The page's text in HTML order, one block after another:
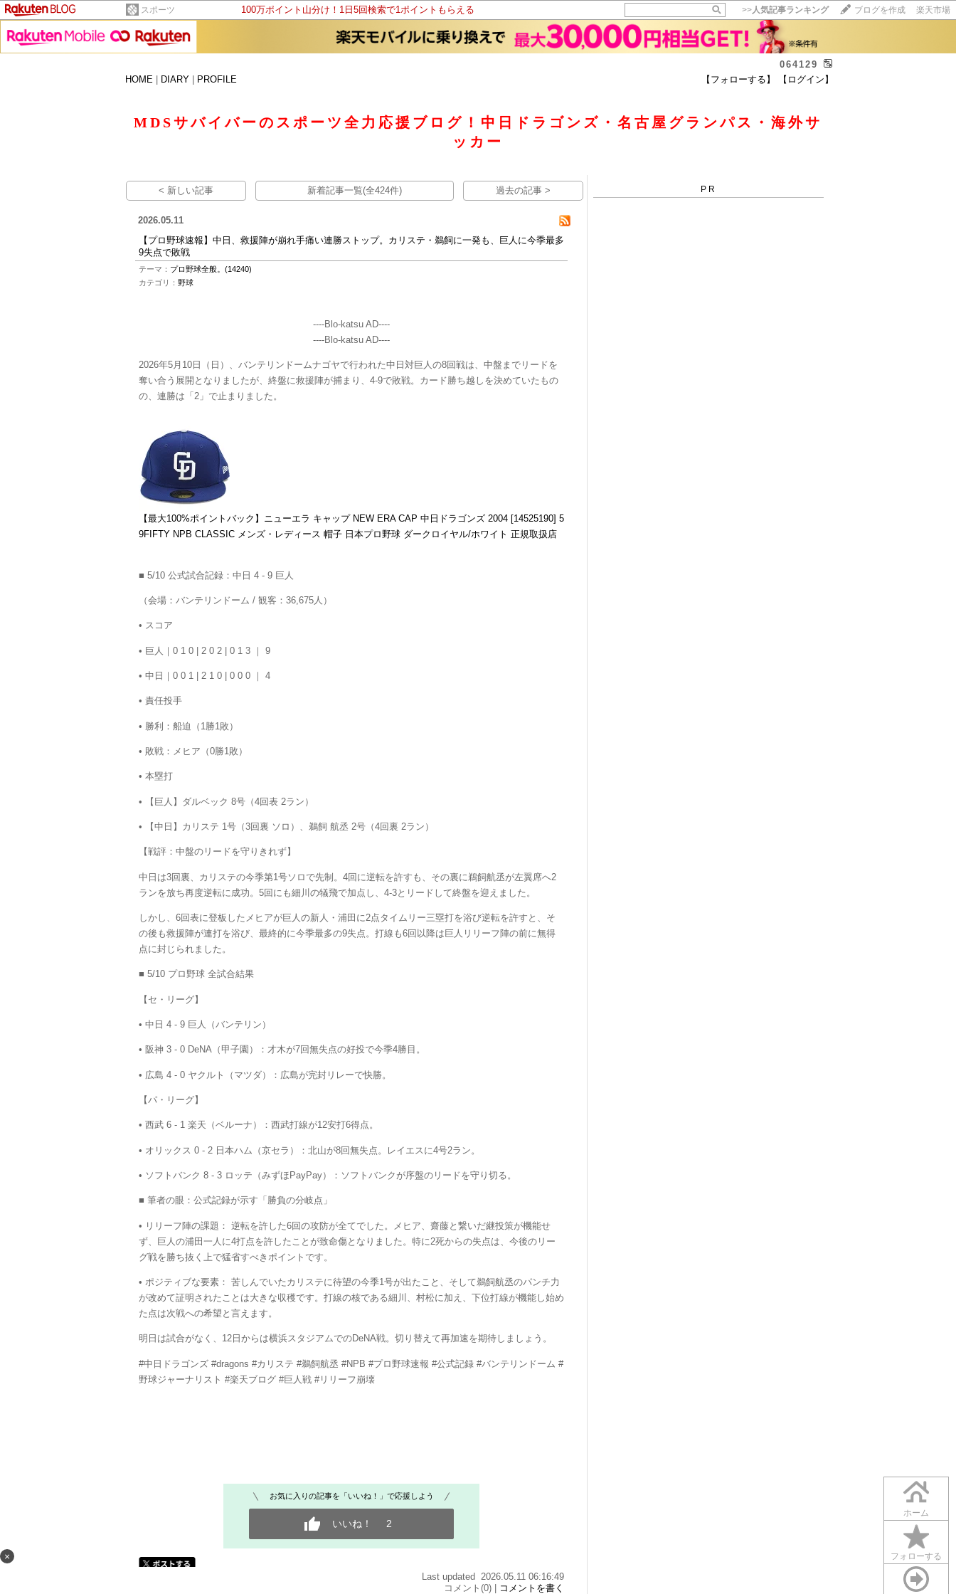
スポーツ 100万ポイント山分け！1日5回検索で1ポイントもらえる >>人気記事ランキング ブログを作成 楽天市場
064129
HOME
DIARY PROFILE 【フォローする】 【ログイン】
MDSサバイバーのスポーツ全力応援ブログ！中日ドラゴンズ・名古屋グランパス・海外サ
ッカー
ホーム
フォローする
< 新しい記事 新着記事一覧(全424件) 過去の記事 >
2026.05.11
【プロ野球速報】中日、救援陣が崩れ手痛い連勝ストップ。カリステ・鵜飼に一発も、巨人に今季最多
9失点で敗戦
テーマ： プロ野球全般。(14240)
カテゴリ：野球
----Blo-katsu AD----
----Blo-katsu AD----
2026年5月10日（日）、バンテリンドームナゴヤで行われた中日対巨人の8回戦は、中盤までリードを
奪い合う展開となりましたが、終盤に救援陣が捕まり、4-9で敗戦。カード勝ち越しを決めていたもの
の、連勝は「2」で止まりました。
【最大100%ポイントバック】ニューエラ キャップ NEW ERA CAP 中日ドラゴンズ 2004 [14525190] 5
9FIFTY NPB CLASSIC メンズ・レディース 帽子 日本プロ野球 ダークロイヤル/ホワイト 正規取扱店
■ 5/10 公式試合記録：中日 4 - 9 巨人
（会場：バンテリンドーム / 観客：36,675人）
• スコア
• 巨人｜0 1 0 | 2 0 2 | 0 1 3 ｜ 9
• 中日｜0 0 1 | 2 1 0 | 0 0 0 ｜ 4
•責任投手
• 勝利：船迫（1勝1敗）
• 敗戦： メヒア （0勝1敗）
•本塁打
• 【巨人】ダルベック 8号（4回表 2ラン）
• 【中日】 カリステ 1号（3回裏 ソロ）、 鵜飼 航丞 2号（4回裏 2ラン）
【戦評：中盤のリードを守りきれず】
中日は3回裏、 カリステの今季第1号ソロで先制。4回に逆転を許すも、その裏に 鵜飼航丞が左翼席へ2
ランを放ち再度逆転に成功。5回にも細川の犠飛で加点し、4-3とリードして終盤を迎えました。
しかし、6回表に登板した メヒアが巨人の新人・浦田に2点タイムリー三塁打を浴び逆転を許すと、そ
の後も救援陣が連打を浴び、最終的に今季最多の9失点。打線も6回以降は巨人リリーフ陣の前に無得
点に封じられました。
■ 5/10 プロ野球 全試合結果
【セ・リーグ】
•中日 4 - 9 巨人 （バンテリン）
• 阪神 3 - 0 DeNA （甲子園）：才木が7回無失点の好投で今季4勝目。
• 広島 4 - 0 ヤクルト （マツダ）：広島が完封リレーで快勝。
【パ・リーグ】
•西武 6 - 1 楽天 （ベルーナ）：西武打線が12安打6得点。
• オリックス 0 - 2 日本ハム （京セラ）：北山が8回無失点。レイエスに4号2ラン。
• ソフトバンク 8 - 3 ロッテ （みずほPayPay）：ソフトバンクが序盤のリードを守り切る。
■ 筆者の眼：公式記録が示す「勝負の分岐点」
• リリーフ陣の課題： 逆転を許した6回の攻防が全てでした。メヒア、齋藤と繋いだ継投策が機能せ
ず、巨人の浦田一人に4打点を許したことが致命傷となりました。特に2死からの失点は、今後のリー
グ戦を勝ち抜く上で猛省すべきポイントです。
• ポジティブな要素： 苦しんでいた カリステに待望の今季1号が出たこと、そして鵜飼航丞のパンチ力
が改めて証明されたことは大きな収穫です。打線の核である細川、村松に加え、下位打線が機能し始め
た点は次戦への希望と言えます。
明日は試合がなく、12日からは横浜スタジアムでのDeNA戦。切り替えて再加速を期待しましょう。
#中日ドラゴンズ #dragons #カリステ #鵜飼航丞 #NPB #プロ野球速報 #公式記録 #バンテリンドーム #
野球ジャーナリスト #楽天ブログ #巨人戦 #リリーフ崩壊
お気に入りの記事を「いいね！」で応援しよう
いいね！ 2
Last updated 2026.05.11 06:16:49
コメント(0) |
コメントを書く
PR
×